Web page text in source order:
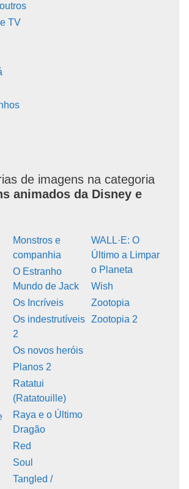
TV
de imagens na categoria
animados da Disney e
Monstros e
companhia
O Estranho
Mundo de Jack
Os Incríveis
Os indestrutíveis
2
Os novos heróis
Planos 2
Ratatui
(Ratatouille)
Raya e o Último
Dragão
Red
Soul
Tangled /
WALL·E: O
Último a Limpar
o Planeta
Wish
Zootopia
Zootopia 2